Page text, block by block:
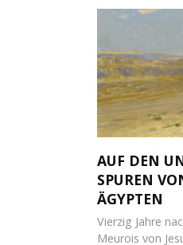
AUF DEN
SPUREN
ÄGYPTEN
Vierzig Jahre
Meurois von